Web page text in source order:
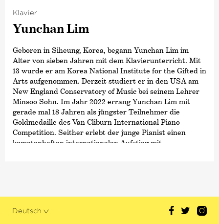
ernannt, 2019 folgte der Opus Klassik als
Auszeichnung des Landes Bremen, die Medaille für
Klavier
Yunchan Lim
Geboren in Siheung, Korea, begann Yunchan Lim im
Alter von sieben Jahren mit dem Klavierunterricht. Mit
13 wurde er am Korea National Institute for the Gifted in
Arts aufgenommen. Derzeit studiert er in den USA am
New England Conservatory of Music bei seinem Lehrer
Minsoo Sohn. Im Jahr 2022 errang Yunchan Lim mit
gerade mal 18 Jahren als jüngster Teilnehmer die
Goldmedaille des Van Cliburn International Piano
Competition. Seither erlebt der junge Pianist einen
kometenhaften internationalen Aufstieg mit
Concertgebouw und in der Suntory Hall in Tokio auf.
Deutsch